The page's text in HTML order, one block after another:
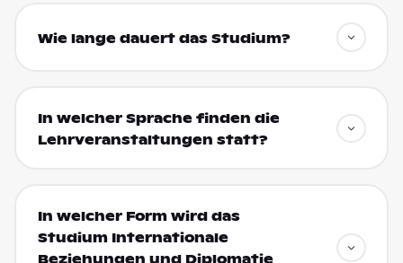
Wie lange dauert das Studium?
In welcher Sprache finden die
Lehrveranstaltungen statt?
In welcher Form wird das
Studium Internationale
Beziehungen und Diplomatie